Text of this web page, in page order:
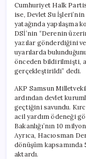
Cumhuriyet Halk
ise, Devlet Su
yatağında yapılaşma
DSİ’nin “Derenin
yazılar gönderdiğini
uyarılarda
önceden bildirilmişti,
gerçekleştirildi” dedi.
AKP Samsun
ardından devlet
geçtiğini savundu.
acil yardım ödeneği
Bakanlığı’nın 10
Ayrıca, Hacıosman
dönüşüm kapsamında
aktardı.